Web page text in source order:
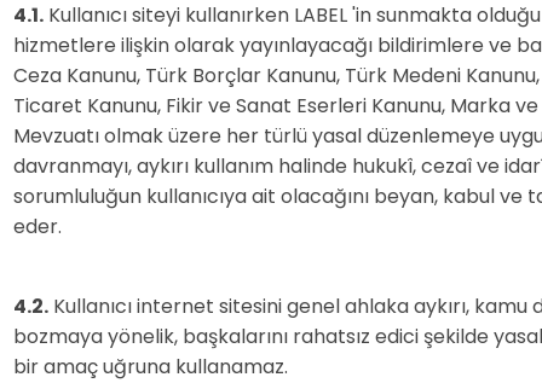
4.1. Kullanıcı siteyi kullanırken LABEL 'in sunmakta olduğu
hizmetlere ilişkin olarak yayınlayacağı bildirimlere ve
Ceza Kanunu, Türk Borçlar Kanunu, Türk Medeni
Ticaret Kanunu, Fikir ve Sanat Eserleri Kanunu, Marka
Mevzuatı olmak üzere her türlü yasal düzenlemeye
davranmayı, aykırı kullanım halinde hukukî, cezaî ve
sorumluluğun kullanıcıya ait olacağını beyan, kabul ve
eder.
4.2. Kullanıcı internet sitesini genel ahlaka aykırı, kamu
bozmaya yönelik, başkalarını rahatsız edici şekilde
bir amaç uğruna kullanamaz.